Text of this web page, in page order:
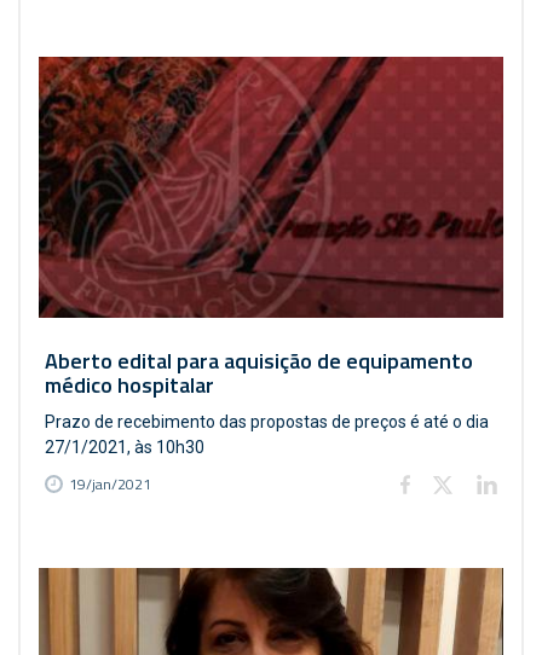
Aberto edital para aquisição de equipamento
médico hospitalar
Prazo de recebimento das propostas de preços é até o dia
27/1/2021, às 10h30
19/jan/2021